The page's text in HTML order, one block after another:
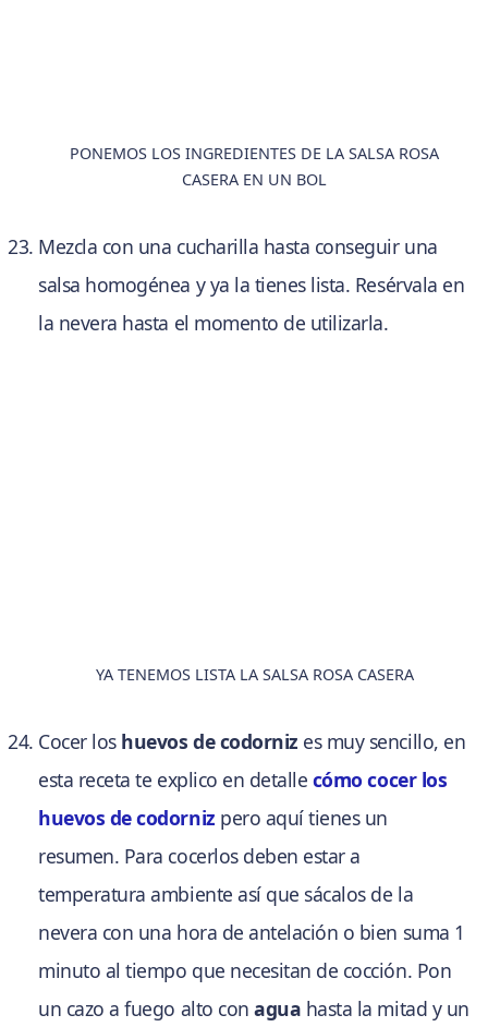
PONEMOS LOS INGREDIENTES DE LA SALSA ROSA
CASERA EN UN BOL
Mezcla con una cucharilla hasta conseguir una
salsa homogénea y ya la tienes lista. Resérvala en
la nevera hasta el momento de utilizarla.
YA TENEMOS LISTA LA SALSA ROSA CASERA
Cocer los huevos de codorniz es muy sencillo, en
esta receta te explico en detalle cómo cocer los
huevos de codorniz pero aquí tienes un
resumen. Para cocerlos deben estar a
temperatura ambiente así que sácalos de la
nevera con una hora de antelación o bien suma 1
minuto al tiempo que necesitan de cocción. Pon
un cazo a fuego alto conagua hasta la mitad y un